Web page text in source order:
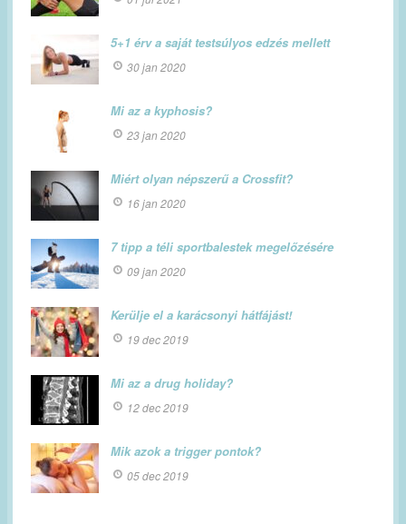
5+1 érv a saját testsúlyos edzés mellett
30 jan 2020
Mi az a kyphosis?
23 jan 2020
Miért olyan népszerű a Crossfit?
16 jan 2020
7 tipp a téli sportbalestek megelőzésére
09 jan 2020
Kerülje el a karácsonyi hátfájást!
19 dec 2019
Mi az a drug holiday?
12 dec 2019
Mik azok a trigger pontok?
05 dec 2019